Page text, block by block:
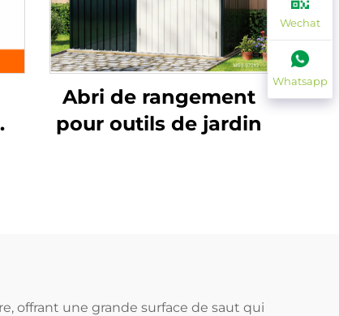
Abri de rangement
pour outils de jardin
offrant une grande surface de saut qui
Wechat
Whatsapp